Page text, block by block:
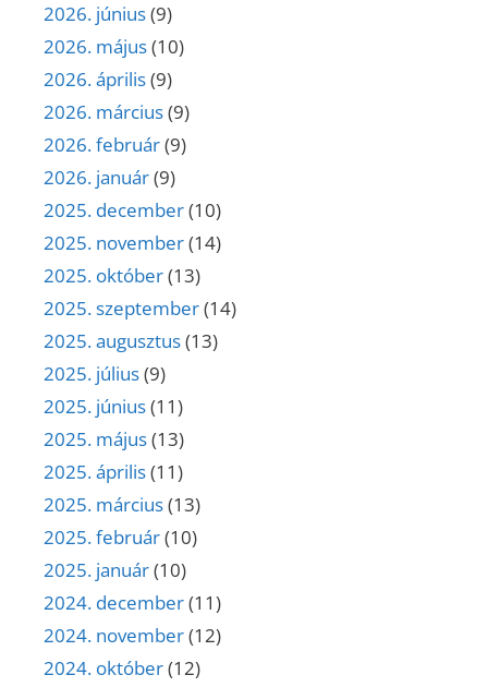
2026. június(9)
2026. május(10)
2026. április(9)
2026. március(9)
2026. február(9)
2026. január(9)
2025. december(10)
2025. november(14)
2025. október(13)
2025. szeptember(14)
2025. augusztus(13)
2025. július(9)
2025. június(11)
2025. május(13)
2025. április(11)
2025. március(13)
2025. február(10)
2025. január(10)
2024. december(11)
2024. november(12)
2024. október(12)